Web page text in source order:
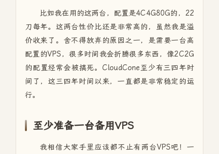
比如我在用的这两台，配置是4C4G80G的，22
刀每年。这两台性价比还是非常高的，虽然我是溢
价收来了。舍不得放弃的原因之一，是需要一台高
配置的VPS，很多时间我会折腾很多东西，像2C2G
的配置经常会被搞死。CloudCone至少有三四年时
间了，这三四年时间以来，一直都是非常稳定的运
行。
至少准备一台备用VPS
我相信大家手里应该都不止有两台VPS吧！一